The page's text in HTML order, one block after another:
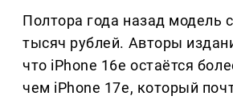
Полтора года назад модель
тысяч рублей. Авторы
что iPhone 16e остаётся
чем iPhone 17e, который